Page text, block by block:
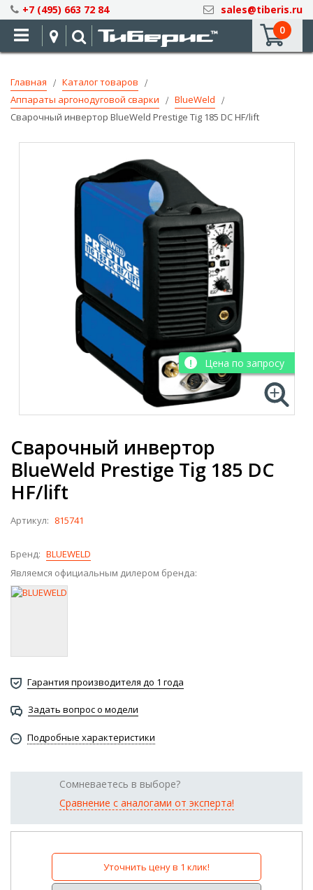
Skip
to
Content
+7 (495) 663 72 84
sales@tiberis.ru
0
Главная
Каталог товаров
Аппараты аргонодуговой сварки
BlueWeld
Сварочный инвертор BlueWeld Prestige Tig 185 DС HF/lift
Сварочный инвертор
BlueWeld Prestige Tig 185 DС
HF/lift
Артикул: 815741
Бренд: BLUEWELD
Являемся официальным дилером бренда:
Гарантия производителя до 1 года
Задать вопрос о модели
Подробные характеристики
Сомневаетесь в выборе?
Сравнение с аналогами от эксперта!
Уточнить цену в 1 клик!
Цена по запросу